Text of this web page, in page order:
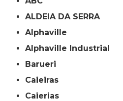
ALDEIA DA SERRA
Alphaville
Alphaville Industrial
Barueri
Caieiras
Caierias